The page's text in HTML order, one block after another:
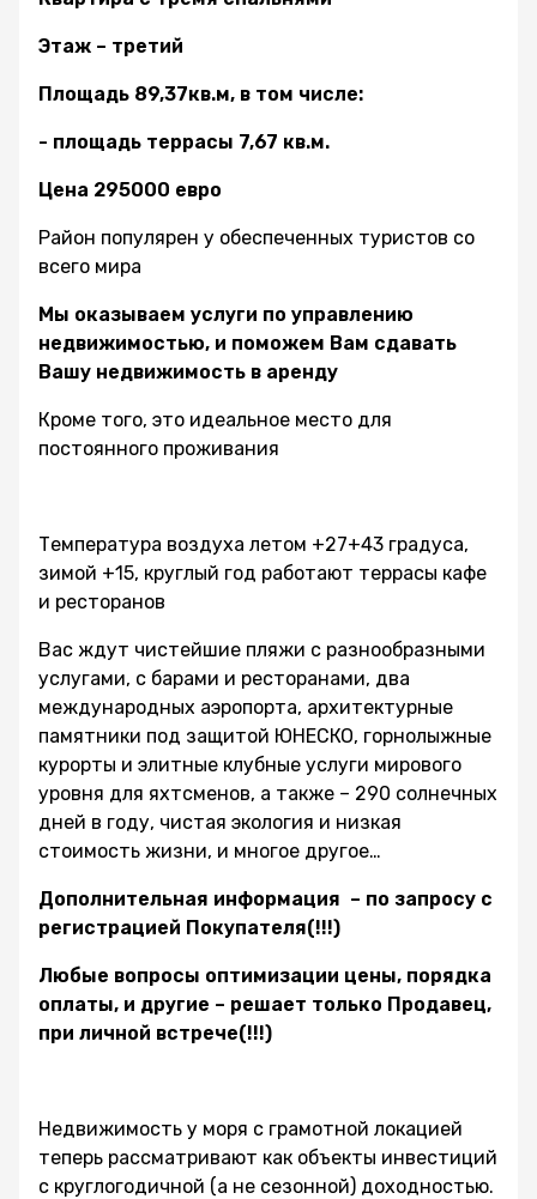
Этаж – третий
Площадь 89,37кв.м, в том числе:
- площадь террасы 7,67 кв.м.
Цена 295000 евро
Район популярен у обеспеченных туристов со
всего мира
Мы оказываем услуги по управлению
недвижимостью, и поможем Вам сдавать
Вашу недвижимость в аренду
Кроме того, это идеальное место для
постоянного проживания
Температура воздуха летом +27+43 градуса,
зимой +15, круглый год работают террасы кафе
и ресторанов
Вас ждут чистейшие пляжи с разнообразными
услугами, с барами и ресторанами, два
международных аэропорта, архитектурные
памятники под защитой ЮНЕСКО, горнолыжные
курорты и элитные клубные услуги мирового
уровня для яхтсменов, а также – 290 солнечных
дней в году, чистая экология и низкая
стоимость жизни, и многое другое…
Дополнительная информация – по запросу с
регистрацией Покупателя(!!!)
Любые вопросы оптимизации цены, порядка
оплаты, и другие – решает только Продавец,
при личной встрече(!!!)
Недвижимость у моря с грамотной локацией
теперь рассматривают как объекты инвестиций
с круглогодичной (а не сезонной) доходностью.